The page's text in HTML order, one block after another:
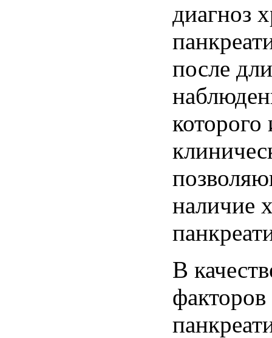
диагноз
после
наличие
В